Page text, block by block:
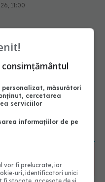
10:37
de ani
menstruație pe care
mai crezi
13:00
6560
ABONAȚI
consimțământul
măsurători
cercetarea
serviciilor
informațiilor de pe
vor fi prelucrate, iar
uri, identificatori unici